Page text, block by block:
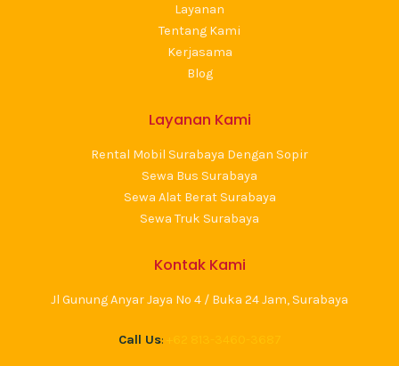
Layanan
Tentang Kami
Kerjasama
Blog
Layanan Kami
Rental Mobil Surabaya Dengan Sopir
Sewa Bus Surabaya
Sewa Alat Berat Surabaya
Sewa Truk Surabaya
Kontak Kami
Jl Gunung Anyar Jaya No 4 / Buka 24 Jam, Surabaya
Call Us: